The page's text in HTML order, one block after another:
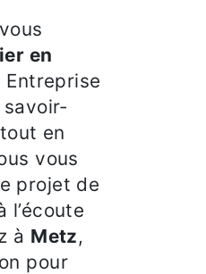
vous
en
Entreprise
savoir-
en
vous
projet de
l’écoute
à Metz,
pour